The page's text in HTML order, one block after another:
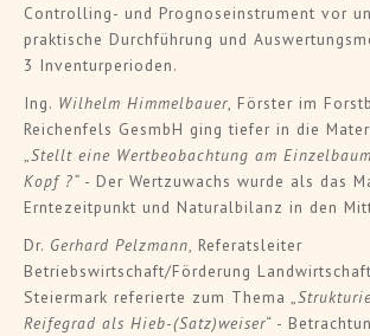
Controlling- und Prognoseinstrument vor
praktische Durchführung und
3 Inventurperioden.
Ing. Wilhelm Himmelbauer, Förster im
Reichenfels GesmbH ging tiefer in die
„Stellt eine Wertbeobachtung am
Kopf ?“ - Der Wertzuwachs wurde als das
Erntezeitpunkt und Naturalbilanz in den
Dr. Gerhard Pelzmann, Referatsleiter
Betriebswirtschaft/Förderung
Steiermark referierte zum Thema „
Reifegrad als Hieb-(Satz)weiser“ -